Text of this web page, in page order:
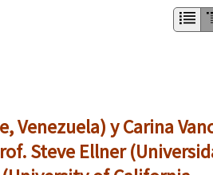
Venezuela) y Carina
Steve Ellner